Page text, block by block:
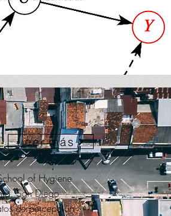
Leer más
of Hygiene
San Diego
de percepción